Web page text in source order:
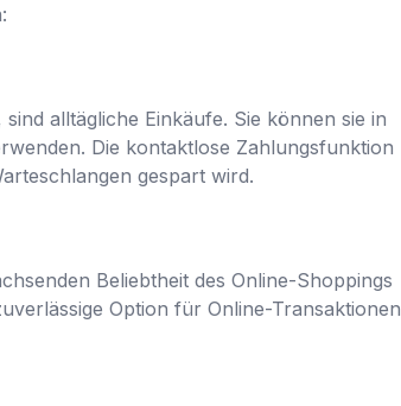
alltägliche Einkäufe. Sie können sie in
Die kontaktlose Zahlungsfunktion
gespart wird.
Beliebtheit des Online-Shoppings
Option für Online-Transaktionen